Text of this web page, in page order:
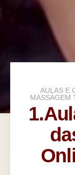
AULAS E
MASSAGEM